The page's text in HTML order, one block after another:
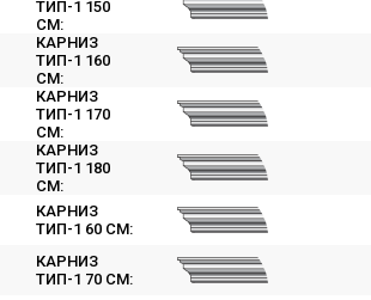
ТИП-1 150
СМ:
КАРНИЗ
ТИП-1 160
СМ:
КАРНИЗ
ТИП-1 170
СМ:
КАРНИЗ
ТИП-1 180
СМ:
КАРНИЗ
ТИП-1 60 СМ:
КАРНИЗ
ТИП-1 70 СМ: